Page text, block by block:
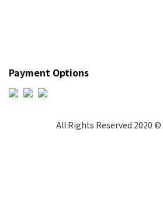
Payment Options
All Rights Reserved 2020 ©